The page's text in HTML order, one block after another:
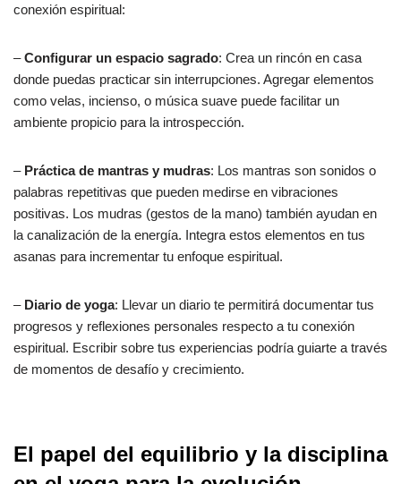
conexión espiritual:
–Configurar un espacio sagrado: Crea un rincón en casa
donde puedas practicar sin interrupciones. Agregar elementos
como velas, incienso, o música suave puede facilitar un
ambiente propicio para la introspección.
– Práctica de mantras y mudras: Los mantras son sonidos o
palabras repetitivas que pueden medirse en vibraciones
positivas. Los mudras (gestos de la mano) también ayudan en
la canalización de la energía. Integra estos elementos en tus
asanas para incrementar tu enfoque espiritual.
– Diario de yoga: Llevar un diario te permitirá documentar tus
progresos y reflexiones personales respecto a tu conexión
espiritual. Escribir sobre tus experiencias podría guiarte a través
de momentos de desafío y crecimiento.
El papel del equilibrio y la disciplina